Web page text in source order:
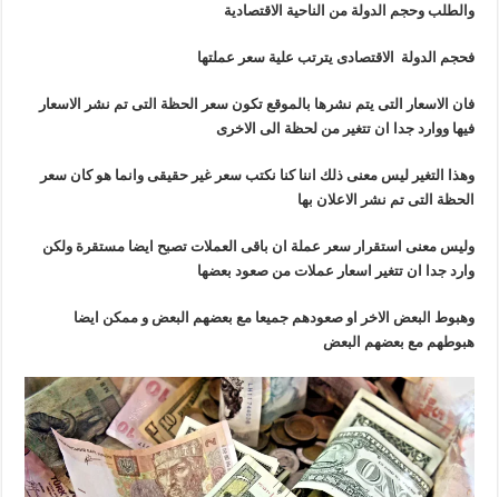
والطلب وحجم الدولة من الناحية الاقتصادية
فحجم الدولة الاقتصادى يترتب علية سعر عملتها
فان الاسعار التى يتم نشرها بالموقع تكون سعر الحظة التى تم نشر الاسعار
فيها ووارد جدا ان تتغير من لحظة الى الاخرى
وهذا التغير ليس معنى ذلك اننا كنا نكتب سعر غير حقيقى وانما هو كان سعر
الحظة التى تم نشر الاعلان بها
وليس معنى استقرار سعر عملة ان باقى العملات تصبح ايضا مستقرة ولكن
وارد جدا ان تتغير اسعار عملات من صعود بعضها
وهبوط البعض الاخر او صعودهم جميعا مع بعضهم البعض و ممكن ايضا
هبوطهم مع بعضهم البعض